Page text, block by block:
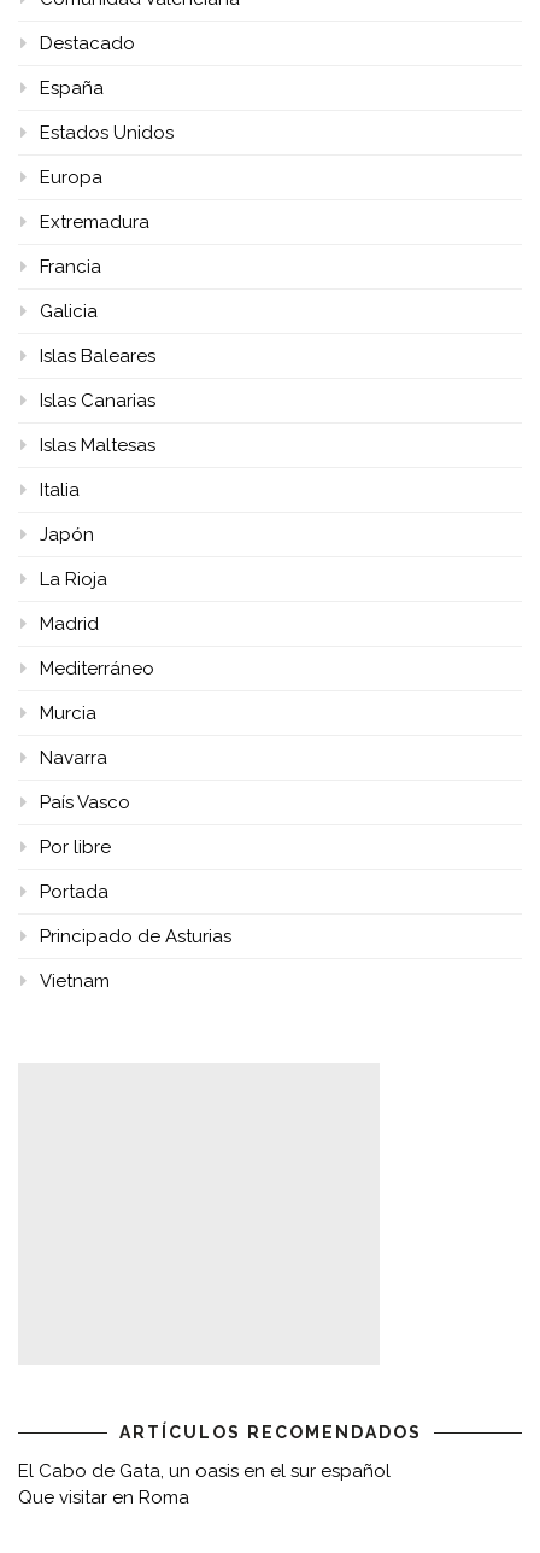
Destacado
España
Estados Unidos
Europa
Extremadura
Francia
Galicia
Islas Baleares
Islas Canarias
Islas Maltesas
Italia
Japón
La Rioja
Madrid
Mediterráneo
Murcia
Navarra
País Vasco
Por libre
Portada
Principado de Asturias
Vietnam
ARTÍCULOS RECOMENDADOS
El Cabo de Gata, un oasis en el sur español
Que visitar en Roma